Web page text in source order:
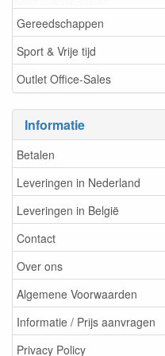
Gereedschappen
Sport & Vrije tijd
Outlet Office-Sales
Informatie
Betalen
Leveringen in Nederland
Leveringen in België
Contact
Over ons
Algemene Voorwaarden
Informatie / Prijs aanvragen
Privacy Policy